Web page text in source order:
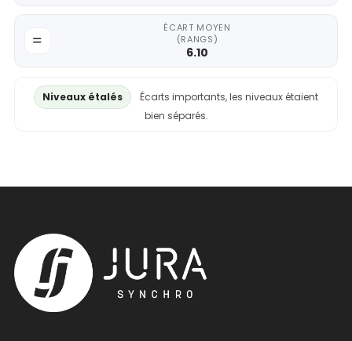
ÉCART MOYEN
(RANGS)
6.10
Niveaux étalés
Écarts importants, les niveaux étaient
bien séparés.